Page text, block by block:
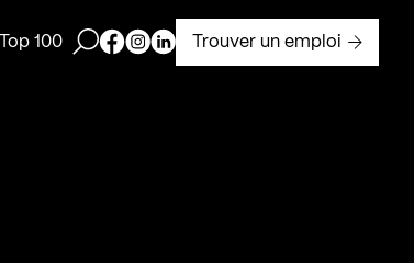
Top 100 Ouvrir la barre de recherche
Page Facebook de Kollectif
Page Instagram de Kollectif
Page Linkedin de Kollectif
Trouver un emploi